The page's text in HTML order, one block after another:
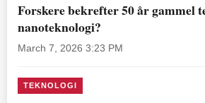
Forskere bekrefter 50 år gammel
nanoteknologi?
March 7, 2026 3:23 PM
TEKNOLOGI